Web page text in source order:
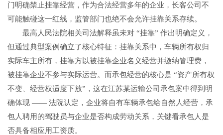
门明确禁止挂靠经营，作为合法经营多年的企业，长客公司不
可能触碰这一红线，监管部门也绝不会允许挂靠关系存续。
最高人民法院相关司法解释虽未对 “挂靠” 作出明确定义，
但通过典型案例确立了核心特征：挂靠关系中，车辆所有权归
实际车主所有，挂靠方以被挂靠企业名义经营并缴纳管理费，
被挂靠企业不参与实际运营。而承包经营的核心是 “资产所有权
不变、经营权适度下放”，这在江苏某运输公司承包案中得到明
确体现 —— 法院认定，企业将自有车辆承包给自然人经营，承
包人聘用的驾驶员与企业是否构成劳动关系，关键看承包人是
否具备相应用工资质。